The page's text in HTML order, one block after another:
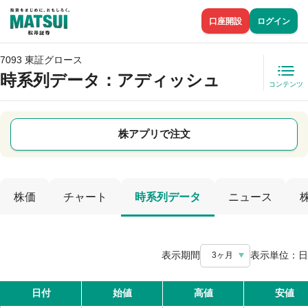
口座開設 ログイン
7093 東証グロース
時系列データ ：アディッシュ コンテンツ
株アプリで注文
株価 チャート 時系列データ ニュース
表示期間 3ヶ月 表示単位： 日
日付 始値 高値 安値